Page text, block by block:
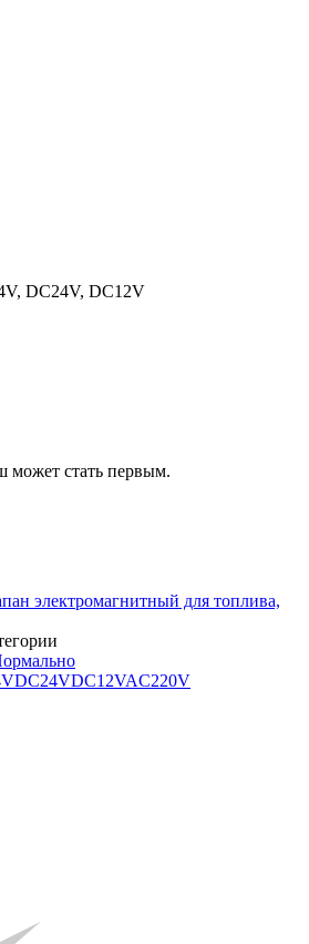
DC24V, DC12V
стать первым.
электромагнитный для топлива,
DC24VDC12VAC220V